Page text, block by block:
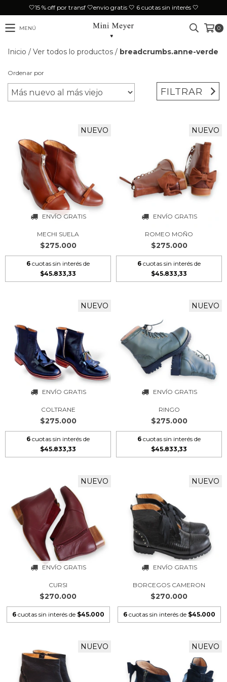
🤍15 % off por transf 🤍envio gratis 🤍 6 cuotas sin interés 🤍
MENÚ 0
Inicio / Ver todos lo productos / breadcrumbs.anne-verde
Ordenar por
FILTRAR
ENVÍO GRATIS
NUEVO
MECHI SUELA
$275.000
6 cuotas sin interés de
$45.833,33
ENVÍO GRATIS
NUEVO
ROMEO MOÑO
$275.000
6 cuotas sin interés de
$45.833,33
ENVÍO GRATIS
NUEVO
COLTRANE
$275.000
6 cuotas sin interés de
$45.833,33
ENVÍO GRATIS
NUEVO
RINGO
$275.000
6 cuotas sin interés de
$45.833,33
ENVÍO GRATIS
NUEVO
CURSI
$270.000
6 cuotas sin interés de $45.000
ENVÍO GRATIS
NUEVO
BORCEGOS CAMERON
$270.000
6 cuotas sin interés de $45.000
NUEVO NUEVO